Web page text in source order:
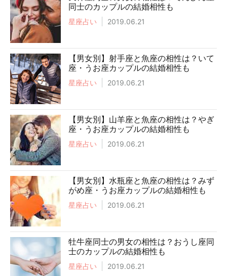
同士のカップルの結婚相性も
星座占い 2019.06.21
【男女別】射手座と魚座の相性は？いて
座・うお座カップルの結婚相性も
星座占い 2019.06.21
【男女別】山羊座と魚座の相性は？やぎ
座・うお座カップルの結婚相性も
星座占い 2019.06.21
【男女別】水瓶座と魚座の相性は？みず
がめ座・うお座カップルの結婚相性も
星座占い 2019.06.21
牡牛座同士の男女の相性は？おうし座同
士のカップルの結婚相性も
星座占い 2019.06.21